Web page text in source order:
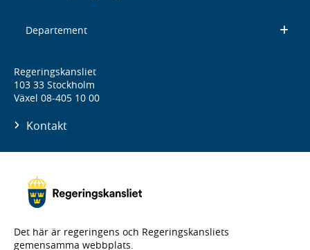
Departement
Regeringskansliet
103 33 Stockholm
Växel 08-405 10 00
Kontakt
Det här är regeringens och Regeringskansliets
gemensamma webbplats.